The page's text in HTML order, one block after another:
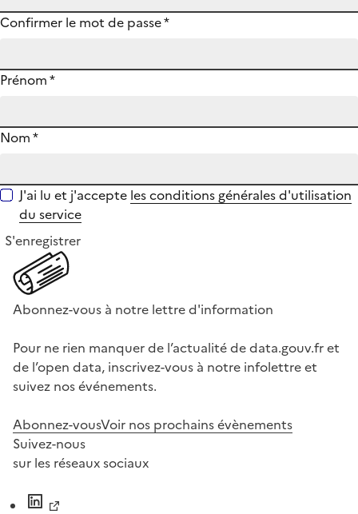
Confirmer le mot de passe*
Prénom*
Nom*
J'ai lu et j'accepte les conditions générales d'utilisation
du service
S'enregistrer
Abonnez-vous à notre lettre d'information
Pour ne rien manquer de l’actualité de data.gouv.fr et
de l’open data, inscrivez-vous à notre infolettre et
suivez nos événements.
Abonnez-vousVoir nos prochains évènements
Suivez-nous
sur les réseaux sociaux